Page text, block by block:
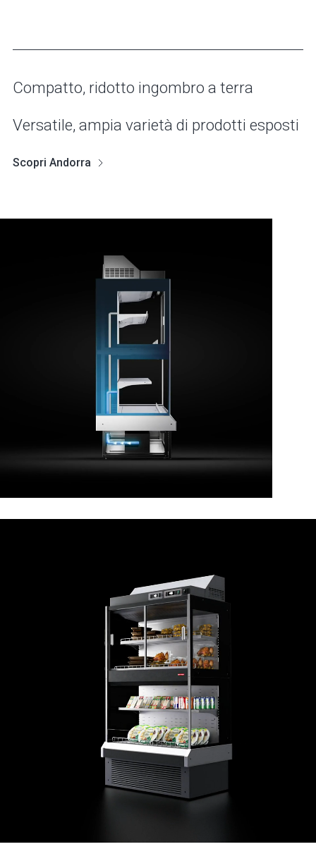
Compatto, ridotto ingombro a terra
Versatile, ampia varietà di prodotti esposti
Scopri Andorra